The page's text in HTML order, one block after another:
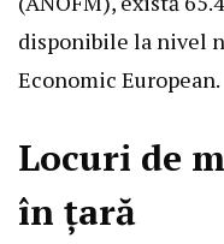
disponibile la nivel
Economic European.
Locuri de
în țară